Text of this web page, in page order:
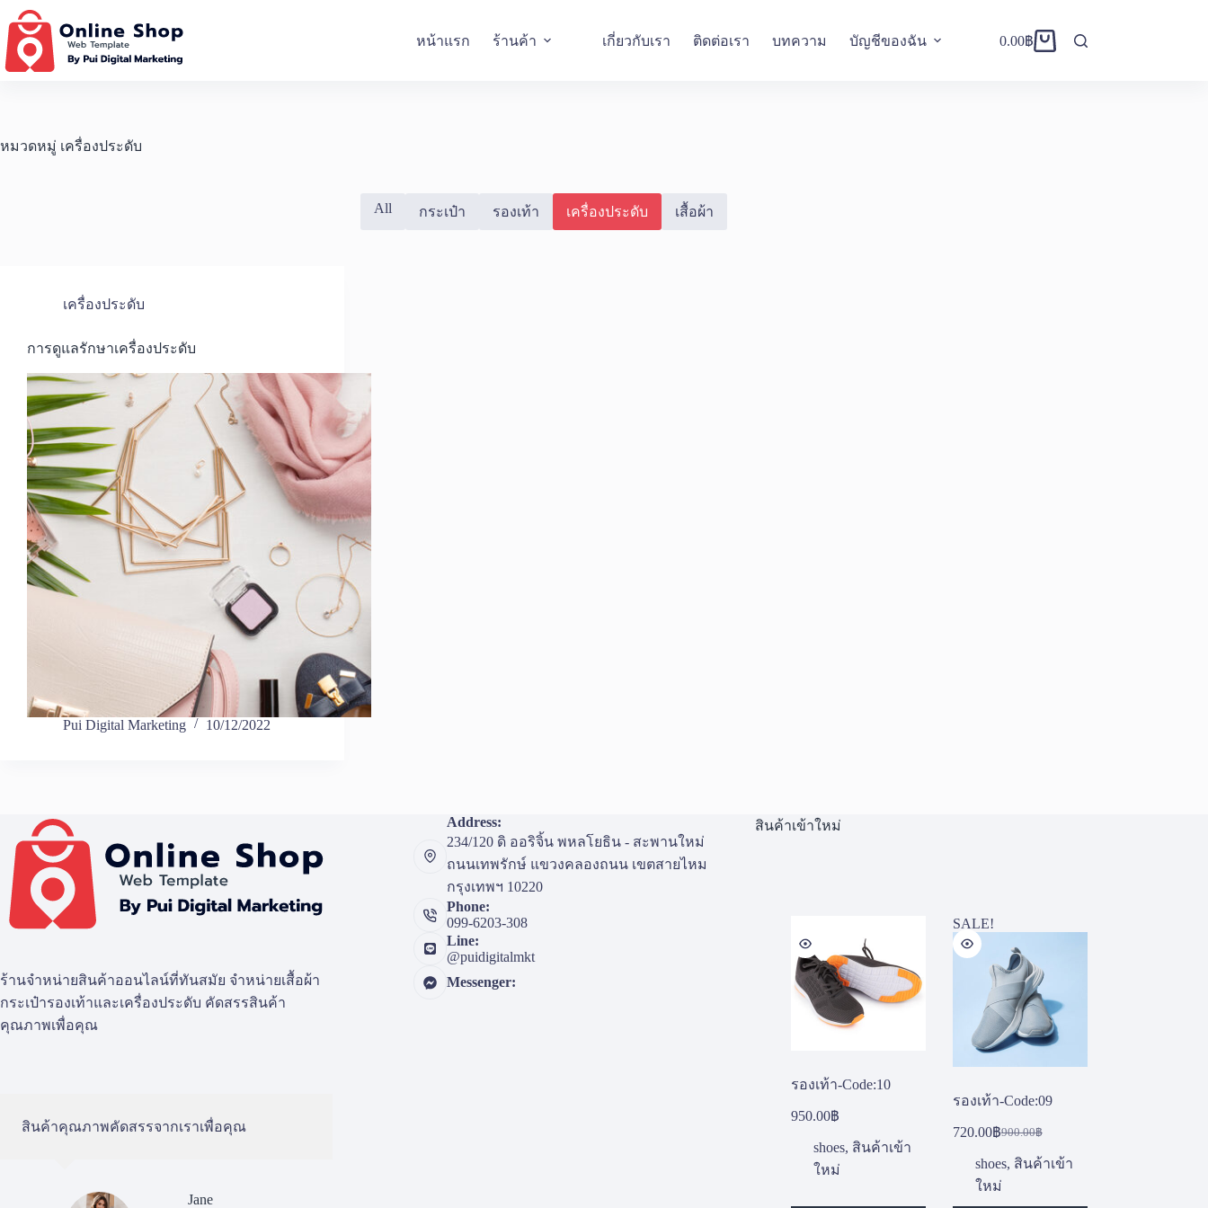
to
content
หน้าแรก ร้านค้า เกี่ยวกับเรา ติดต่อเรา บทความ บัญชีของฉัน
Shopping
0.00฿
หมวดหมู่ เครื่องประดับ
All กระเป๋า รองเท้า เครื่องประดับ เสื้อผ้า
เครื่องประดับ
การดูแลรักษาเครื่องประดับ
Pui Digital Marketing 10/12/2022
ร้านจำหน่ายสินค้าออนไลน์ที่ทันสมัย จำหน่ายเสื้อผ้า
กระเป๋ารองเท้าและเครื่องประดับ คัดสรรสินค้า
คุณภาพเพื่อคุณ
สินค้าคุณภาพคัดสรรจากเราเพื่อคุณ
Jane
Address:
234/120 ดิ ออริจิ้น พหลโยธิน - สะพานใหม่
ถนนเทพรักษ์ แขวงคลองถนน เขตสายไหม
กรุงเทพฯ 10220
Phone:
099-6203-308
Line:
@puidigitalmkt
Messenger:
สินค้าเข้าใหม่
รองเท้า-Code:10
950.00฿
shoes, สินค้าเข้า
ใหม่
SALE!
รองเท้า-Code:09
900.00฿
Original
price
was:
900.00฿.
720.00฿Current
price
is:
720.00฿.
shoes, สินค้าเข้า
ใหม่